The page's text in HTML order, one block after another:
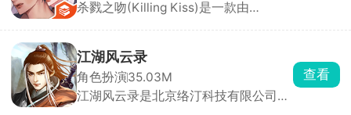
杀戮之吻(Killing Kiss)是一款由
的危险世界中求生，同时与多位性格迥
异的男性角色建立亲密关系。游戏采用
分支叙事机制，每一次对话选项都至关
重要，将直接影响角色关系走向与最终
江湖风云录
角色扮演35.03M
江湖风云录是北京络汀科技有限公司发
查看